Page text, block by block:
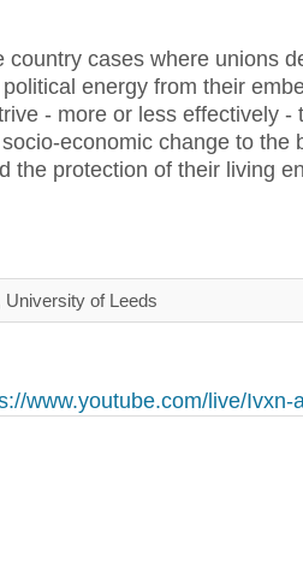
country cases where unions
energy from their
- more or less effectively -
economic change to the
the protection of their living
University of Leeds
www.youtube.com/live/Ivxn-